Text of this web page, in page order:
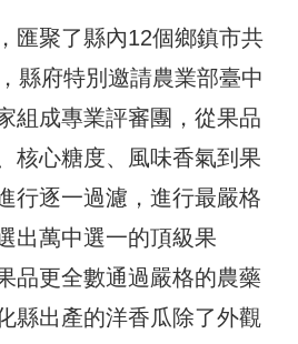
匯聚了縣內12個鄉鎮市共
縣府特別邀請農業部臺中
組成專業評審團，從果品
核心糖度、風味香氣到果
行逐一過濾，進行最嚴格
出萬中選一的頂級果
品更全數通過嚴格的農藥
縣出產的洋香瓜除了外觀